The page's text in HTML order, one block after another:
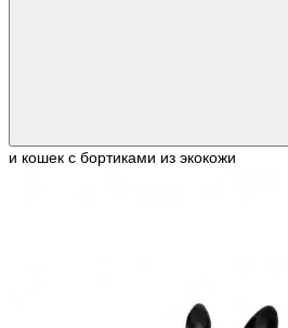
и кошек с бортиками из экокожи